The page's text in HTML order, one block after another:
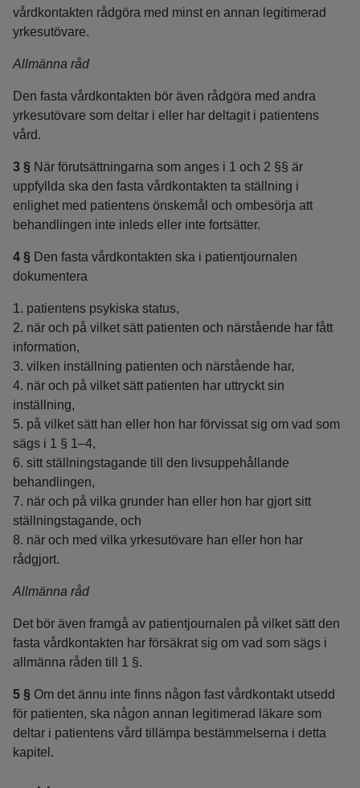
vårdkontakten rådgöra med minst en annan legitimerad
yrkesutövare.
Allmänna råd
Den fasta vårdkontakten bör även rådgöra med andra
yrkesutövare som deltar i eller har deltagit i patientens
vård.
3 § När förutsättningarna som anges i 1 och 2 §§ är
uppfyllda ska den fasta vårdkontakten ta ställning i
enlighet med patientens önskemål och ombesörja att
behandlingen inte inleds eller inte fortsätter.
4 § Den fasta vårdkontakten ska i patientjournalen
dokumentera
1. patientens psykiska status,
2. när och på vilket sätt patienten och närstående har fått
information,
3. vilken inställning patienten och närstående har,
4. när och på vilket sätt patienten har uttryckt sin
inställning,
5. på vilket sätt han eller hon har förvissat sig om vad som
sägs i 1 § 1–4,
6. sitt ställningstagande till den livsuppehållande
behandlingen,
7. när och på vilka grunder han eller hon har gjort sitt
ställningstagande, och
8. när och med vilka yrkesutövare han eller hon har
rådgjort.
Allmänna råd
Det bör även framgå av patientjournalen på vilket sätt den
fasta vårdkontakten har försäkrat sig om vad som sägs i
allmänna råden till 1 §.
5 § Om det ännu inte finns någon fast vårdkontakt utsedd
för patienten, ska någon annan legitimerad läkare som
deltar i patientens vård tillämpa bestämmelserna i detta
kapitel.